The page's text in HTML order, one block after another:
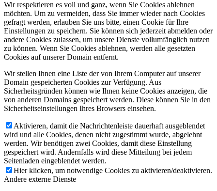
Wir respektieren es voll und ganz, wenn Sie Cookies ablehnen
möchten. Um zu vermeiden, dass Sie immer wieder nach Cookies
gefragt werden, erlauben Sie uns bitte, einen Cookie für Ihre
Einstellungen zu speichern. Sie können sich jederzeit abmelden oder
andere Cookies zulassen, um unsere Dienste vollumfänglich nutzen
zu können. Wenn Sie Cookies ablehnen, werden alle gesetzten
Cookies auf unserer Domain entfernt.
Wir stellen Ihnen eine Liste der von Ihrem Computer auf unserer
Domain gespeicherten Cookies zur Verfügung. Aus
Sicherheitsgründen können wie Ihnen keine Cookies anzeigen, die
von anderen Domains gespeichert werden. Diese können Sie in den
Sicherheitseinstellungen Ihres Browsers einsehen.
Aktivieren, damit die Nachrichtenleiste dauerhaft ausgeblendet
wird und alle Cookies, denen nicht zugestimmt wurde, abgelehnt
werden. Wir benötigen zwei Cookies, damit diese Einstellung
gespeichert wird. Andernfalls wird diese Mitteilung bei jedem
Seitenladen eingeblendet werden.
Hier klicken, um notwendige Cookies zu aktivieren/deaktivieren.
Andere externe Dienste